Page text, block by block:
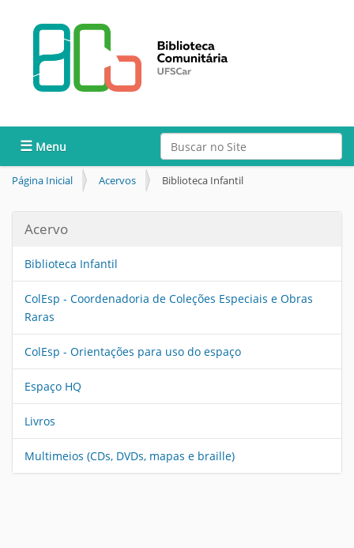
Busca
Busca Avançada…
Toggle navigation
Página Inicial Acervos Biblioteca Infantil
Acervo
Biblioteca Infantil
ColEsp - Coordenadoria de Coleções Especiais e Obras
Raras
ColEsp - Orientações para uso do espaço
Espaço HQ
Livros
Multimeios (CDs, DVDs, mapas e braille)